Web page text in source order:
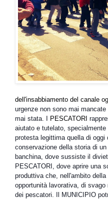
dell'insabbiamento del canale
urgenze non sono mai
mai stata. I
PESCATORI
aiutato e tutelato,
protesta legittima quella di
conservazione della storia di
banchina, dove sussiste il
PESCATORI, dove aprire una
produttiva che, nell'ambito
opportunità lavorativa, di
dei pescatori. Il MUNICIPIO